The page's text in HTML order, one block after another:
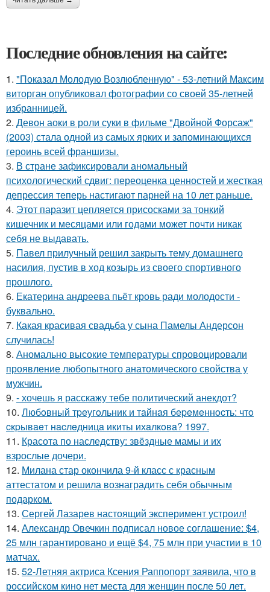
Последние обновления на сайте:
1. "Показал Молодую Возлюбленную" - 53-летний Максим
виторган опубликовал фотографии со своей 35-летней
избранницей.
2. Девон аоки в роли суки в фильме "Двойной Форсаж"
(2003) стала одной из самых ярких и запоминающихся
героинь всей франшизы.
3. В стране зафиксировали аномальный
психологический сдвиг: переоценка ценностей и жесткая
депрессия теперь настигают парней на 10 лет раньше.
4. Этот паразит цепляется присосками за тонкий
кишечник и месяцами или годами может почти никак
себя не выдавать.
5. Павел прилучный решил закрыть тему домашнего
насилия, пустив в ход козырь из своего спортивного
прошлого.
6. Екатерина андреева пьёт кровь ради молодости -
буквально.
7. Какая красивая свадьба у сына Памелы Андерсон
случилась!
8. Аномально высокие температуры спровоцировали
проявление любопытного анатомического свойства у
мужчин.
9. - хочешь я расскажу тебе политический анекдот?
10. Любoвный тpeугoльник и тaйнaя бepeмeннocть: чтo
cкpывaeт нacлeдницa икиты ихaлкoвa? 1997.
11. Красота по наследству: звёздные мамы и их
взрослые дочери.
12. Милана стар окончила 9-й класс с красным
аттестатом и решила вознаградить себя обычным
подарком.
13. Сергей Лазарев настоящий эксперимент устроил!
14. Александр Овечкин подписал новое соглашение: $4,
25 млн гарантировано и ещё $4, 75 млн при участии в 10
матчах.
15. 52-Летняя актриса Ксения Раппопорт заявила, что в
российском кино нет места для женщин после 50 лет.